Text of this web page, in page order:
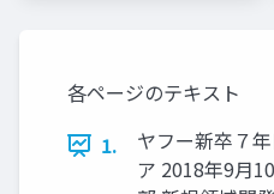
各ページのテキスト
1.
ヤフー新卒７
ア 2018年9月